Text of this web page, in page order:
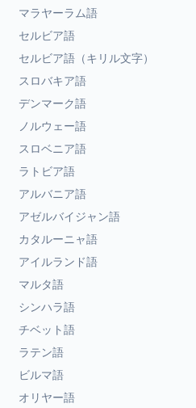
マラヤーラム語
セルビア語
セルビア語（キリル文字）
スロバキア語
デンマーク語
ノルウェー語
スロベニア語
ラトビア語
アルバニア語
アゼルバイジャン語
カタルーニャ語
アイルランド語
マルタ語
シンハラ語
チベット語
ラテン語
ビルマ語
オリヤー語